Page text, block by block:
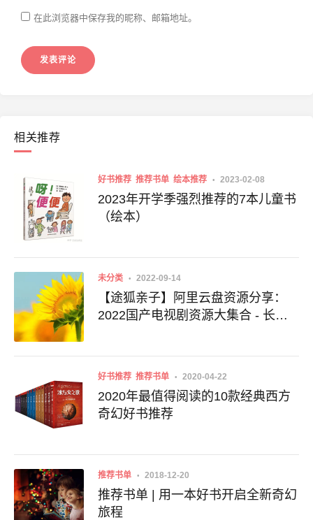
在此浏览器中保存我的昵称、邮箱地址。
相关推荐
好书推荐 推荐书单 绘本推荐 2023-02-08
2023年开学季强烈推荐的7本儿童书
（绘本）
未分类 2022-09-14
【途狐亲子】阿里云盘资源分享：
2022国产电视剧资源大集合 - 长期
好书推荐 推荐书单 2020-04-22
2020年最值得阅读的10款经典西方
奇幻好书推荐
推荐书单 2018-12-20
推荐书单 | 用一本好书开启全新奇幻
旅程